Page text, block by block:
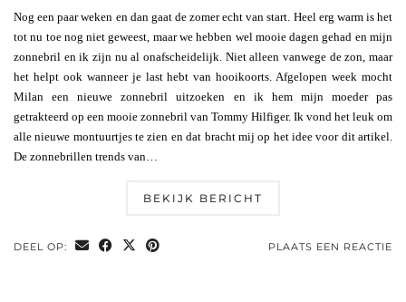
Nog een paar weken en dan gaat de zomer echt van start. Heel erg warm is het
tot nu toe nog niet geweest, maar we hebben wel mooie dagen gehad en mijn
zonnebril en ik zijn nu al onafscheidelijk. Niet alleen vanwege de zon, maar
het helpt ook wanneer je last hebt van hooikoorts. Afgelopen week mocht
Milan een nieuwe zonnebril uitzoeken en ik hem mijn moeder pas
getrakteerd op een mooie zonnebril van Tommy Hilfiger. Ik vond het leuk om
alle nieuwe montuurtjes te zien en dat bracht mij op het idee voor dit artikel.
De zonnebrillen trends van…
BEKIJK BERICHT
DEEL OP: PLAATS EEN REACTIE